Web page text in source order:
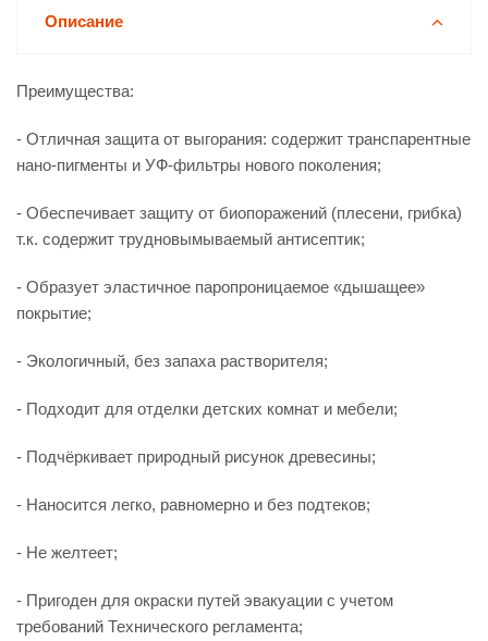
Описание
Преимущества:
- Отличная защита от выгорания: содержит транспарентные
нано-пигменты и УФ-фильтры нового поколения;
- Обеспечивает защиту от биопоражений (плесени, грибка)
т.к. содержит трудновымываемый антисептик;
- Образует эластичное паропроницаемое «дышащее»
покрытие;
- Экологичный, без запаха растворителя;
- Подходит для отделки детских комнат и мебели;
- Подчёркивает природный рисунок древесины;
- Наносится легко, равномерно и без подтеков;
- Не желтеет;
- Пригоден для окраски путей эвакуации с учетом
требований Технического регламента;